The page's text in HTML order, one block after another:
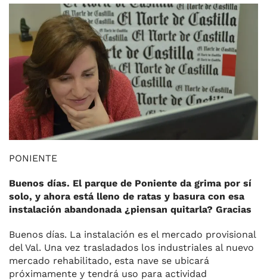
PONIENTE
Buenos días. El parque de Poniente da grima por sí
solo, y ahora está lleno de ratas y basura con esa
instalación abandonada ¿piensan quitarla? Gracias
Buenos días. La instalación es el mercado provisional
del Val. Una vez trasladados los industriales al nuevo
mercado rehabilitado, esta nave se ubicará
próximamente y tendrá uso para actividad